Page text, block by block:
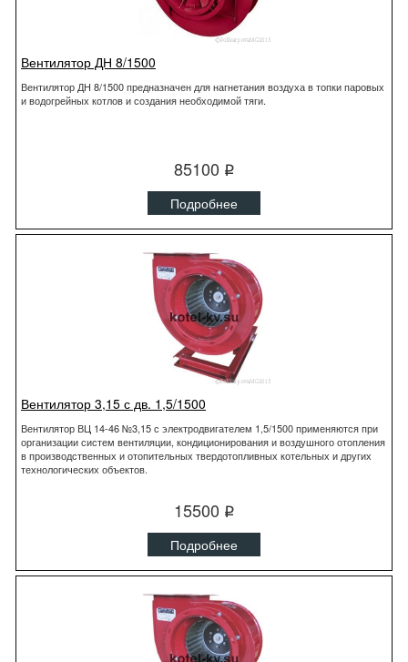
Вентилятор ДН 8/1500
Вентилятор ДН 8/1500 предназначен для нагнетания воздуха в топки паровых
и водогрейных котлов и создания необходимой тяги.
85100 q
Подробнее
Вентилятор 3,15 с дв. 1,5/1500
Вентилятор ВЦ 14-46 №3,15 с электродвигателем 1,5/1500 применяются при
организации систем вентиляции, кондиционирования и воздушного отопления
в производственных и отопительных твердотопливных котельных и других
технологических объектов.
15500 q
Подробнее